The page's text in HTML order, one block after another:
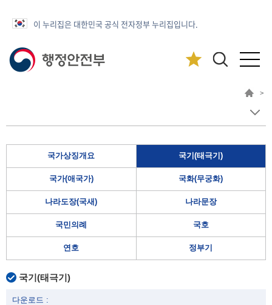
이 누리집은 대한민국 공식 전자정부 누리집입니다.
>
국가상징개요 국기(태극기)
국가(애국가) 국화(무궁화)
나라도장(국새) 나라문장
국민의례 국호
연호 정부기
국기(태극기)
다운로드 :